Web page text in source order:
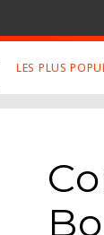
LES PLUS